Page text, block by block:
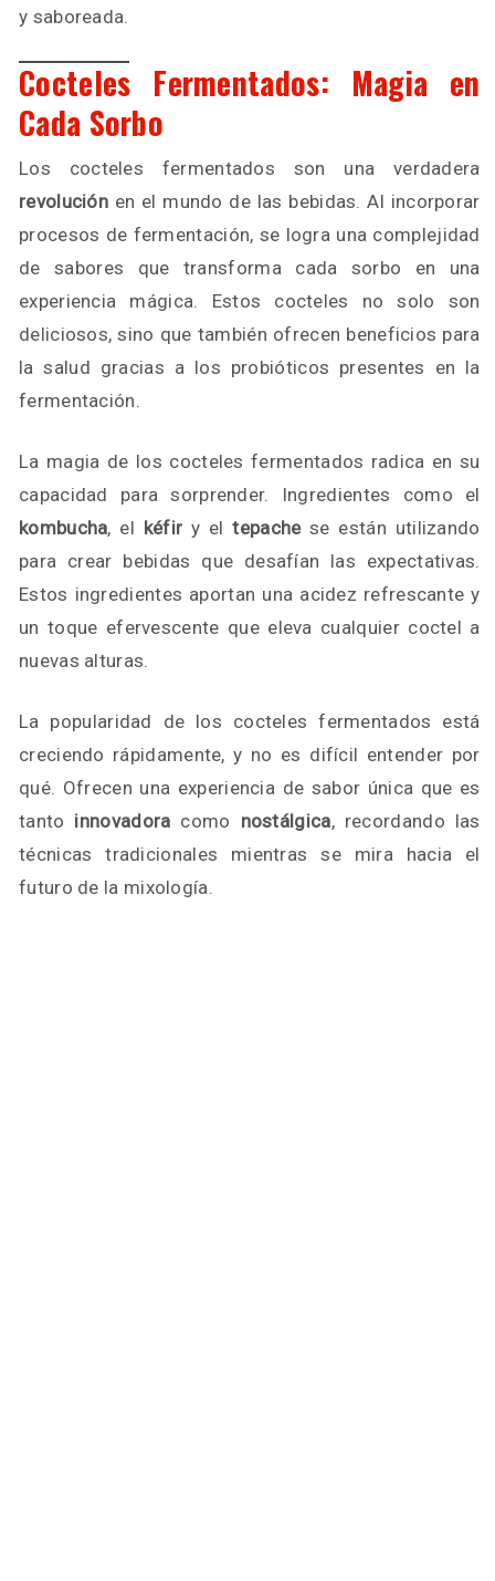
y saboreada.
Cocteles Fermentados: Magia en
Cada Sorbo
Los cocteles fermentados son una verdadera
revolución en el mundo de las bebidas. Al incorporar
procesos de fermentación, se logra una complejidad
de sabores que transforma cada sorbo en una
experiencia mágica. Estos cocteles no solo son
deliciosos, sino que también ofrecen beneficios para
la salud gracias a los probióticos presentes en la
fermentación.
La magia de los cocteles fermentados radica en su
capacidad para sorprender. Ingredientes como el
kombucha, el kéfir y eltepachese están utilizando
para crear bebidas que desafían las expectativas.
Estos ingredientes aportan una acidez refrescante y
un toque efervescente que eleva cualquier coctel a
nuevas alturas.
La popularidad de los cocteles fermentados está
creciendo rápidamente, y no es difícil entender por
qué. Ofrecen una experiencia de sabor única que es
tanto innovadora como nostálgica, recordando las
técnicas tradicionales mientras se mira hacia el
futuro de la mixología.